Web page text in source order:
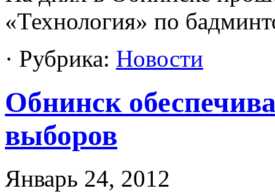
«Технология» по
· Рубрика: Новости
Обнинск
выборов
Январь 24, 2012